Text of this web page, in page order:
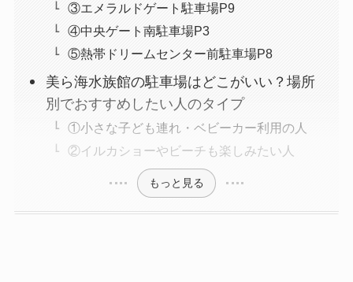
③エメラルドゲート駐車場P9
④中央ゲート南駐車場P3
⑤熱帯ドリームセンター前駐車場P8
美ら海水族館の駐車場はどこがいい？場所
別でおすすめしたい人のタイプ
①小さな子ども連れ・ベビーカー利用の人
②イルカショーやビーチも楽しみたい人
もっと見る